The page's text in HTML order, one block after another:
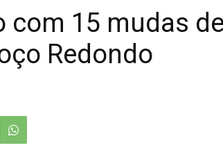
com 15 mudas de
Redondo